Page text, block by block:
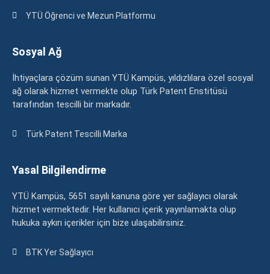
YTÜ Öğrenci ve Mezun Platformu
Sosyal Ağ
İhtiyaçlara çözüm sunan YTÜ Kampüs, yıldızlılara özel sosyal
ağ olarak hizmet vermekte olup Türk Patent Enstitüsü
tarafından tescilli bir markadır.
Türk Patent Tescilli Marka
Yasal Bilgilendirme
YTÜ Kampüs, 5651 sayılı kanuna göre yer sağlayıcı olarak
hizmet vermektedir. Her kullanıcı içerik yayınlamakta olup
hukuka aykırı içerikler için bize ulaşabilirsiniz.
BTK Yer Sağlayıcı